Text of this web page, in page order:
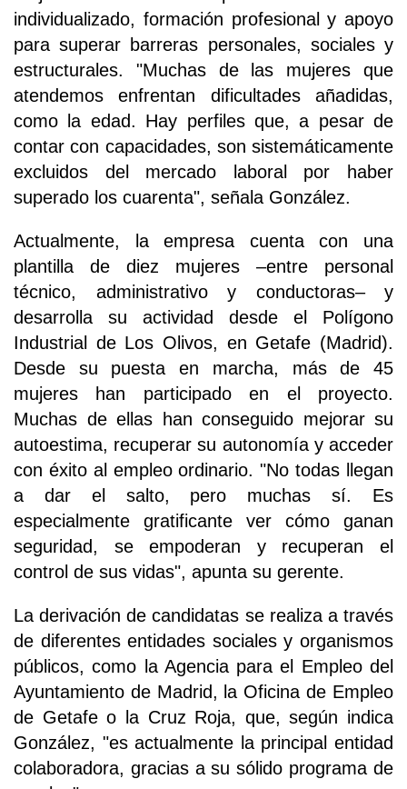
individualizado, formación profesional y apoyo
para superar barreras personales, sociales y
estructurales. "Muchas de las mujeres que
atendemos enfrentan dificultades añadidas,
como la edad. Hay perfiles que, a pesar de
contar con capacidades, son sistemáticamente
excluidos del mercado laboral por haber
superado los cuarenta", señala González.
Actualmente, la empresa cuenta con una
plantilla de diez mujeres –entre personal
técnico, administrativo y conductoras– y
desarrolla su actividad desde el Polígono
Industrial de Los Olivos, en Getafe (Madrid).
Desde su puesta en marcha, más de 45
mujeres han participado en el proyecto.
Muchas de ellas han conseguido mejorar su
autoestima, recuperar su autonomía y acceder
con éxito al empleo ordinario. "No todas llegan
a dar el salto, pero muchas sí. Es
especialmente gratificante ver cómo ganan
seguridad, se empoderan y recuperan el
control de sus vidas", apunta su gerente.
La derivación de candidatas se realiza a través
de diferentes entidades sociales y organismos
públicos, como la Agencia para el Empleo del
Ayuntamiento de Madrid, la Oficina de Empleo
de Getafe o la Cruz Roja, que, según indica
González, "es actualmente la principal entidad
colaboradora, gracias a su sólido programa de